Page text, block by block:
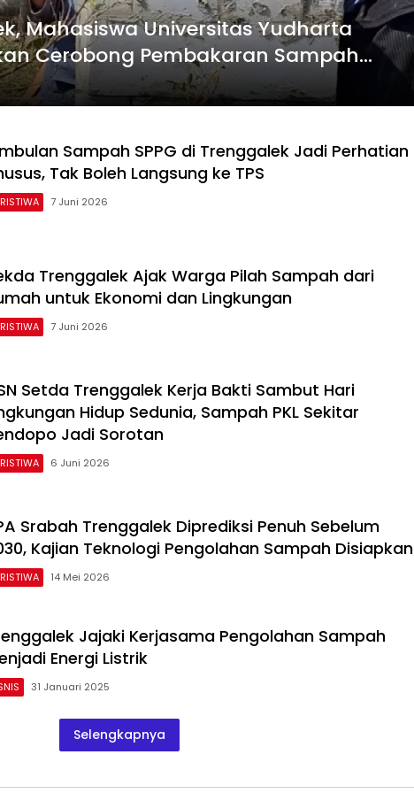
Mahasiswa Universitas Yudharta
Cerobong Pembakaran Sampah
Sampah SPPG di Trenggalek Jadi Perhatian
Tak Boleh Langsung ke TPS
7 Juni 2026
Trenggalek Ajak Warga Pilah Sampah dari
untuk Ekonomi dan Lingkungan
7 Juni 2026
Setda Trenggalek Kerja Bakti Sambut Hari
Hidup Sedunia, Sampah PKL Sekitar
Jadi Sorotan
6 Juni 2026
Srabah Trenggalek Diprediksi Penuh Sebelum
Kajian Teknologi Pengolahan Sampah Disiapkan
14 Mei 2026
Jajaki Kerjasama Pengolahan Sampah
Energi Listrik
31 Januari 2025
Selengkapnya